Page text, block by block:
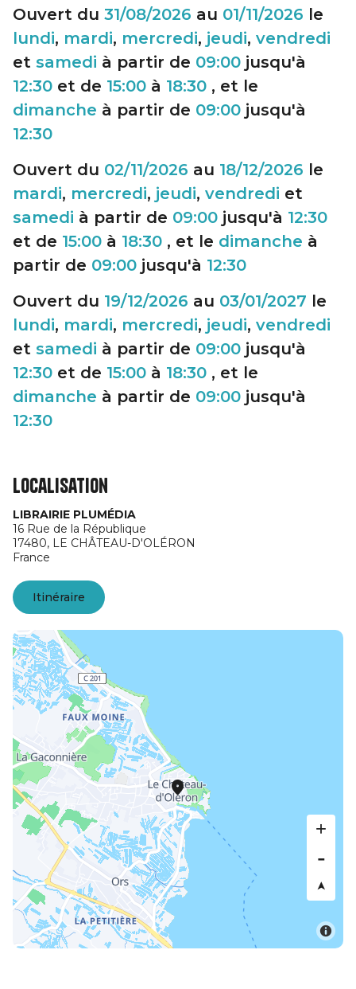
Ouvert du 31/08/2026 au 01/11/2026 le
lundi, mardi, mercredi, jeudi, vendredi
et samedi à partir de 09:00 jusqu'à
12:30 et de 15:00 à 18:30 , et le
dimanche à partir de 09:00 jusqu'à
12:30
Ouvert du 02/11/2026 au 18/12/2026 le
mardi, mercredi, jeudi, vendredi et
samedi à partir de 09:00 jusqu'à 12:30
et de 15:00 à 18:30 , et le dimanche à
partir de 09:00 jusqu'à 12:30
Ouvert du 19/12/2026 au 03/01/2027 le
lundi, mardi, mercredi, jeudi, vendredi
et samedi à partir de 09:00 jusqu'à
12:30 et de 15:00 à 18:30 , et le
dimanche à partir de 09:00 jusqu'à
12:30
Localisation
LIBRAIRIE PLUMÉDIA
16 Rue de la République
17480, LE CHÂTEAU-D'OLÉRON
France
Itinéraire